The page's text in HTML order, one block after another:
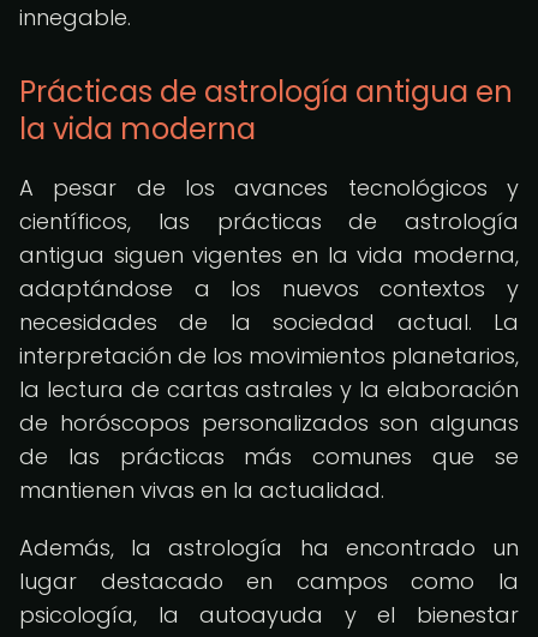
innegable.
Prácticas de astrología antigua en
la vida moderna
A pesar de los avances tecnológicos y
científicos, las prácticas de astrología
antigua siguen vigentes en la vida moderna,
adaptándose a los nuevos contextos y
necesidades de la sociedad actual. La
interpretación de los movimientos planetarios,
la lectura de cartas astrales y la elaboración
de horóscopos personalizados son algunas
de las prácticas más comunes que se
mantienen vivas en la actualidad.
Además, la astrología ha encontrado un
lugar destacado en campos como la
psicología, la autoayuda y el bienestar